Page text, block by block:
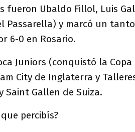
fueron Ubaldo Fillol, Luis
Passarella) y marcó un
6-0 en Rosario.
Juniors (conquistó la Copa
City de Inglaterra y
Saint Gallen de Suiza.
percibís?